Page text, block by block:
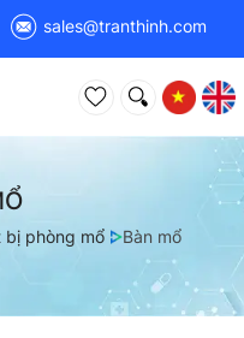
sales@tranthinh.com
bị phòng mổ Bàn mổ